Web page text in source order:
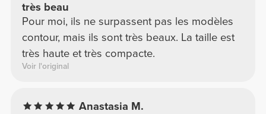
très beau
Pour moi, ils ne surpassent pas les modèles
contour, mais ils sont très beaux. La taille est
très haute et très compacte.
Voir l'original
Anastasia M.